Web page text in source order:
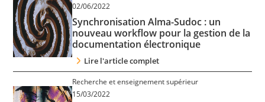
02/06/2022
Synchronisation Alma-Sudoc : un
nouveau workflow pour la gestion de la
documentation électronique
Lire l'article complet
Recherche et enseignement supérieur
15/03/2022